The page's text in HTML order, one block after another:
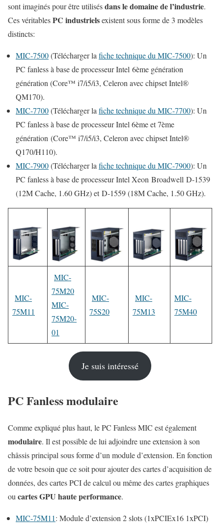
sont imaginés pour être utilisésdans le domaine de l’industrie.
Ces véritablesPC industrielsexistent sous forme de 3 modèles
distincts:
MIC-7500(Télécharger lafiche technique du MIC-7500): Un
PC fanless à base de processeur Intel 6ème génération
génération (Core™ i7/i5/i3, Celeron avec chipset Intel®
QM170).
MIC-7700(Télécharger lafiche technique du MIC-7700): Un
PC fanless à base de processeur Intel 6ème et 7ème
génération (Core™ i7/i5/i3, Celeron avec chipset Intel®
Q170/H110).
MIC-7900(Télécharger lafiche technique du MIC-7900): Un
PC fanless à base de processeur Intel Xeon Broadwell D-1539
(12M Cache, 1.60 GHz) et D-1559 (18M Cache, 1.50 GHz).
MIC-
75M11
MIC-
75M20
MIC-
75M20-
01
MIC-
75S20
MIC-
75M13
MIC-
75M40
Je suis intéressé
PC Fanless modulaire
Comme expliqué plus haut, le PC Fanless MIC est également
modulaire. Il est possible de lui adjoindre une extension à son
châssis principal sous forme d’un module d’extension. En fonction
de votre besoin que ce soit pour ajouter des cartes d’acquisition de
données, des cartes PCI de calcul ou même des cartes graphiques
ou cartes GPU haute performance.
MIC-75M11: Module d’extension 2 slots (1xPCIEx16 1xPCI)